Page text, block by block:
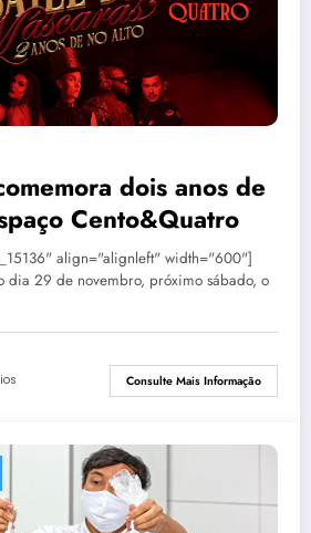
dois anos de
Cento&Quatro
align="alignleft" width="600"]
dia 29 de novembro, próximo sábado, o
Consulte Mais Informação